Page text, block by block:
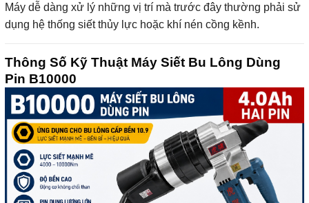
Máy dễ dàng xử lý những vị trí mà trước đây thường phải sử
dụng hệ thống siết thủy lực hoặc khí nén cồng kềnh.
Thông Số Kỹ Thuật Máy Siết Bu Lông Dùng
Pin B10000